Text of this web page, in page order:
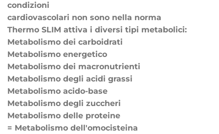
condizioni
cardiovascolari non sono nella norma
Thermo SLIM attiva i diversi tipi metabolici:
Metabolismo dei carboidrati
Metabolismo energetico
Metabolismo dei macronutrienti
Metabolismo degli acidi grassi
Metabolismo acido-base
Metabolismo degli zuccheri
Metabolismo delle proteine
= Metabolismo dell'omocisteina